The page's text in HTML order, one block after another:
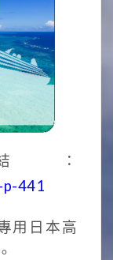
：
441
用日本高